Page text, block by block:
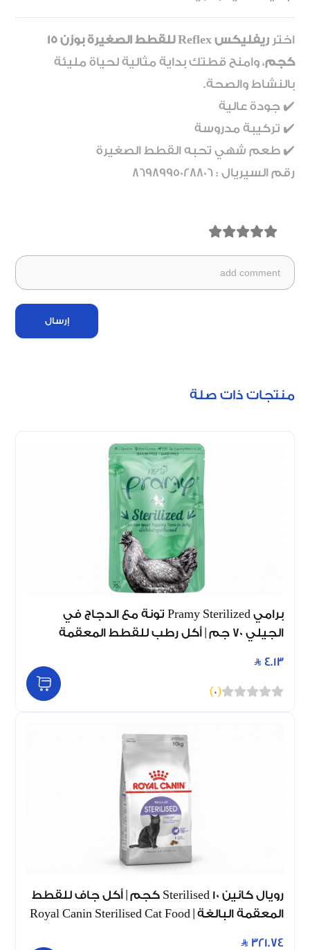
اختر
ريفليكس Reflex للقطط الصغيرة بوزن 15
كجم، وامنح قطتك بداية مثالية لحياة مليئة
بالنشاط والصحة.
✔️ جودة عالية
✔️ تركيبة مدروسة
✔️ طعم شهي تحبه القطط الصغيرة
رقم السيريال : 8698995028806
إرسال
منتجات ذات صلة
برامي Pramy Sterilized تونة مع الدجاج في
الجيلي 70 جم | أكل رطب للقطط المعقمة
4.13
(
0
)
رويال كانين Sterilised 10 كجم | أكل جاف للقطط
المعقمة البالغة | Royal Canin Sterilised Cat Food
321.74